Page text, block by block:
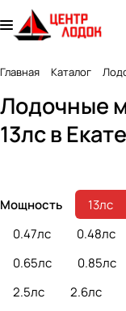
Главная Каталог
Лодочные
13лс в
Лодочные
бензиновые
77 товаров
Мощность
0.47лс
0.48лс
0.65лс
0.85лс
2.5лс
2.6лс
13лс